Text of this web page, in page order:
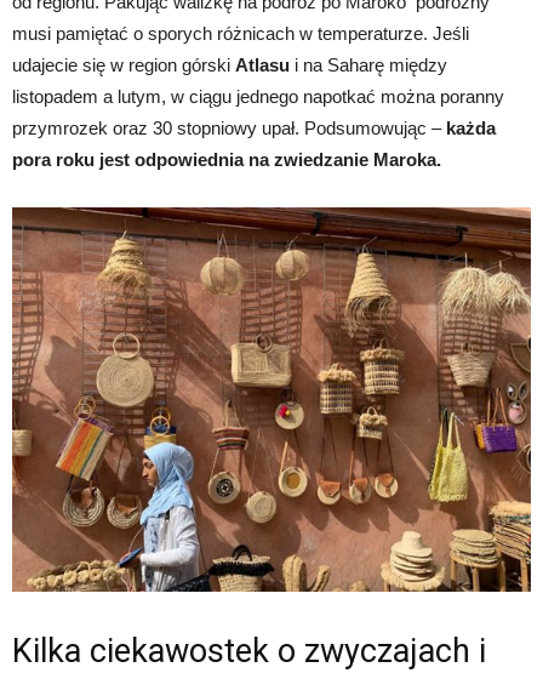
musi pamiętać o sporych różnicach w temperaturze. Jeśli
udajecie się w region górski Atlasu i na Saharę między
listopadem a lutym, w ciągu jednego napotkać można poranny
przymrozek oraz 30 stopniowy upał. Podsumowując – każda
pora roku jest odpowiednia na zwiedzanie Maroka.
Kilka ciekawostek o zwyczajach i